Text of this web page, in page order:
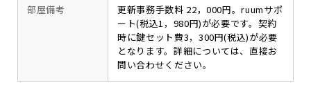
部屋備考
更新事務手数料 22，000円。ruumサポ
ート(税込1，980円)が必要です。契約
時に鍵セット費3，300円(税込)が必要
となります。詳細については、直接お
問い合わせください。